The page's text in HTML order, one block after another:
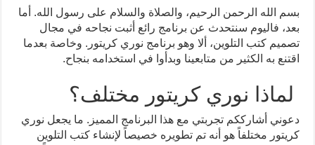
بسم الله الرحمن الرحيم، والصلاة والسلام على رسول الله. أما
بعد، فاليوم سنتحدث عن برنامج رائع أثبت نجاحه في مجال
تصميم كتب التلوين، ألا وهو برنامج نوري كريتور. وخاصة بعدما
اقتنع به الكثير من متابعينا وبدأوا في استخدامه بنجاح.
لماذا نوري كريتور مختلف؟
دعوني أشارككم تجربتي مع هذا البرنامج المميز. ما يجعل نوري
كريتور مختلفاً هو أنه تم تطويره خصيصاً لإنشاء كتب التلوين